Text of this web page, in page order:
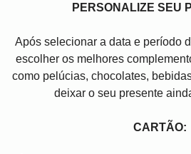
PERSONALIZE SEU
Após selecionar a data e período
escolher os melhores
como pelúcias, chocolates,
deixar o seu presente
CARTÃO: